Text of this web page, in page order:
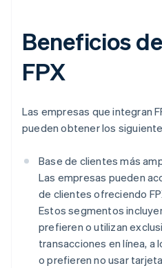
Beneficios
FPX
Las empresas que integran
pueden obtener los
Base de clientes más
Las empresas pueden
de clientes ofreciendo
Estos segmentos
prefieren o utilizan
transacciones en línea, a
o prefieren no usar